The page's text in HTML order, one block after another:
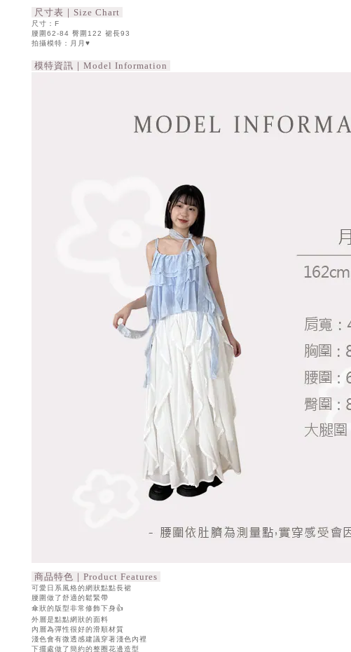
尺寸表｜Size Chart
尺寸：F
腰圍62-84 臀圍122 裙長93
拍攝模特：月月♥
模特資訊｜Model Information
商品特色｜Product Features
可愛日系風格的網狀點點長裙
腰圍做了舒適的鬆緊帶
傘狀的版型非常修飾下身👍
外層是點點網狀的面料
內層為彈性很好的滑順材質
淺色會有微透感建議穿著淺色內裡
下擺處做了簡約的整圈花邊造型